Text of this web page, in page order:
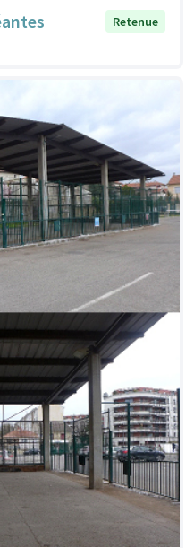
Retenue